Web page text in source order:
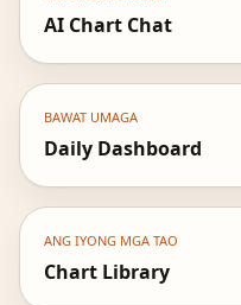
AI Chart Chat
BAWAT UMAGA
Daily Dashboard
ANG IYONG MGA TAO
Chart Library